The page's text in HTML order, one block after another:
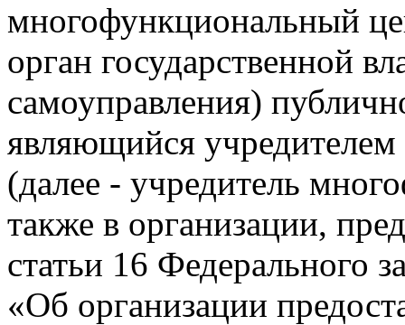
многофункциональный
орган государственной
самоуправления)
являющийся
(далее - учредитель
также в организации,
статьи 16 Федерального
«Об организации